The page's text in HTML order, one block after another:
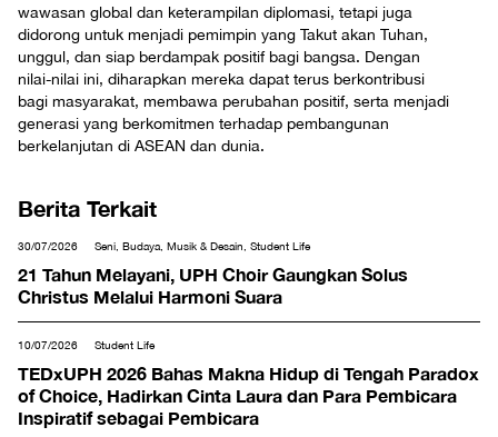
wawasan global dan keterampilan diplomasi, tetapi juga
didorong untuk menjadi pemimpin yang Takut akan Tuhan,
unggul, dan siap berdampak positif bagi bangsa. Dengan
nilai-nilai ini, diharapkan mereka dapat terus berkontribusi
bagi masyarakat, membawa perubahan positif, serta menjadi
generasi yang berkomitmen terhadap pembangunan
berkelanjutan di ASEAN dan dunia.
Berita Terkait
30/07/2026 Seni, Budaya, Musik & Desain, Student Life
21 Tahun Melayani, UPH Choir Gaungkan Solus
Christus Melalui Harmoni Suara
10/07/2026 Student Life
TEDxUPH 2026 Bahas Makna Hidup di Tengah Paradox
of Choice, Hadirkan Cinta Laura dan Para Pembicara
Inspiratif sebagai Pembicara